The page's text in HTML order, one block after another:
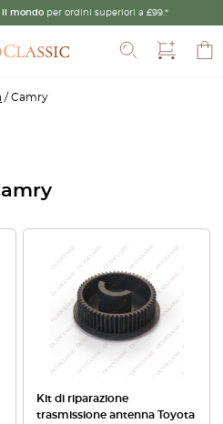
il mondo per ordini superiori a £99.*Cerca
/ Camry
Kit di riparazione
trasmissione antenna Toyota